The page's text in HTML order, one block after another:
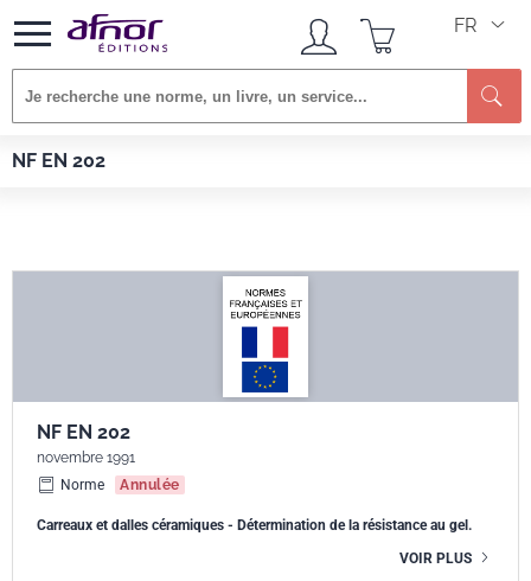
FR
NF EN 202
Afnor EDITIONS
NF EN 202
novembre 1991
Norme
Annulée
Carreaux et dalles céramiques - Détermination de la résistance au gel.
VOIR PLUS